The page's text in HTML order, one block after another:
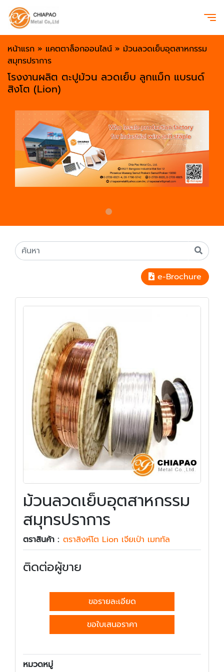
หน้าแรก » แคตตาล็อกออนไลน์ » ม้วนลวดเย็บอุตสาหกรรม
สมุทรปราการ
โรงงานผลิต ตะปูม้วน ลวดเย็บ ลูกแม็ก แบรนด์
สิงโต (Lion)
e-Brochure
ม้วนลวดเย็บอุตสาหกรรม
สมุทรปราการ
ตราสินค้า : ตราสิงห์โต Lion เจียเป่า เมททัล
ติดต่อผู้ขาย
ขอรายละเอียด
ขอใบเสนอราคา
หมวดหมู่